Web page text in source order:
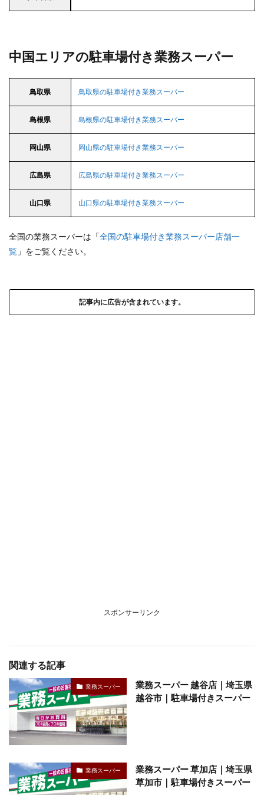
中国エリアの駐車場付き業務スーパー
鳥取県 鳥取県の駐車場付き業務スーパー
島根県 島根県の駐車場付き業務スーパー
岡山県 岡山県の駐車場付き業務スーパー
広島県 広島県の駐車場付き業務スーパー
山口県 山口県の駐車場付き業務スーパー
全国の業務スーパーは「全国の駐車場付き業務スーパー店舗一
覧 」をご覧ください。
記事内に広告が含まれています。
スポンサーリンク
関連する記事
業務スーパー
業務スーパー 越谷店｜埼玉県
越谷市｜駐車場付きスーパー
業務スーパー
業務スーパー 草加店｜埼玉県
草加市｜駐車場付きスーパー